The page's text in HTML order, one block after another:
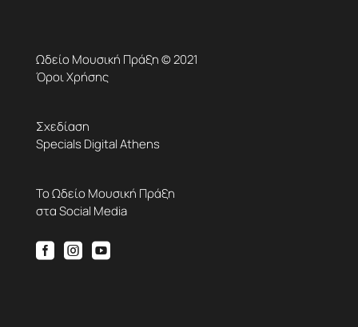
Ωδείο Μουσική Πράξη © 2021
Όροι Χρήσης
Σχεδίαση
Specials Digital Athens
Το Ωδείο Μουσική Πράξη
στα Social Media
  